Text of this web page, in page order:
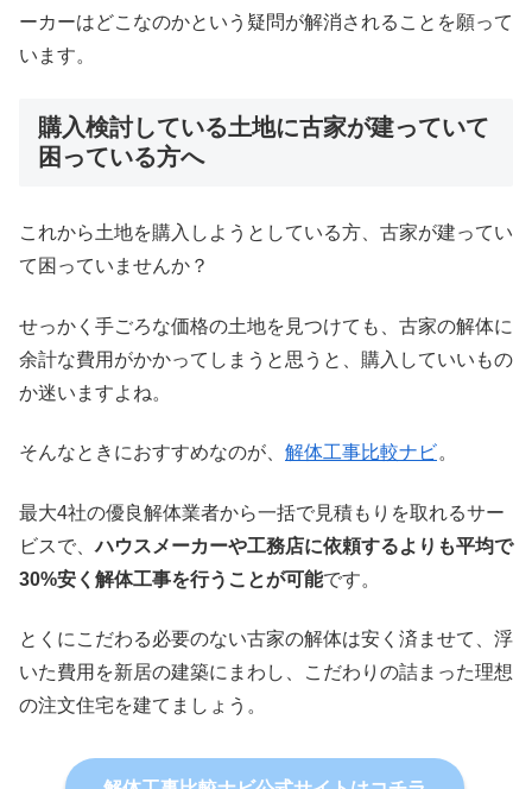
ーカーはどこなのかという疑問が解消されることを願って
います。
購入検討している土地に古家が建っていて
困っている方へ
これから土地を購入しようとしている方、古家が建ってい
て困っていませんか？
せっかく手ごろな価格の土地を見つけても、古家の解体に
余計な費用がかかってしまうと思うと、購入していいもの
か迷いますよね。
そんなときにおすすめなのが、 解体工事比較ナビ。
最大4社の優良解体業者から一括で見積もりを取れるサー
ビスで、ハウスメーカーや工務店に依頼するよりも平均で
30%安く解体工事を行うことが可能です。
とくにこだわる必要のない古家の解体は安く済ませて、浮
いた費用を新居の建築にまわし、こだわりの詰まった理想
の注文住宅を建てましょう。